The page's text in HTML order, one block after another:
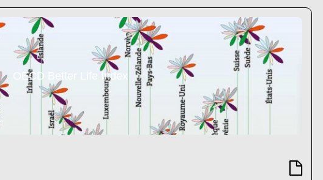
OECD Better Life Index